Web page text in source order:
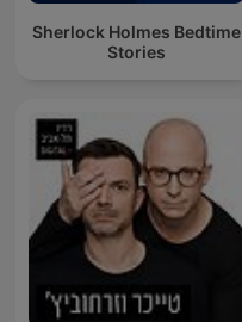
Sherlock Holmes Bedtime
Stories